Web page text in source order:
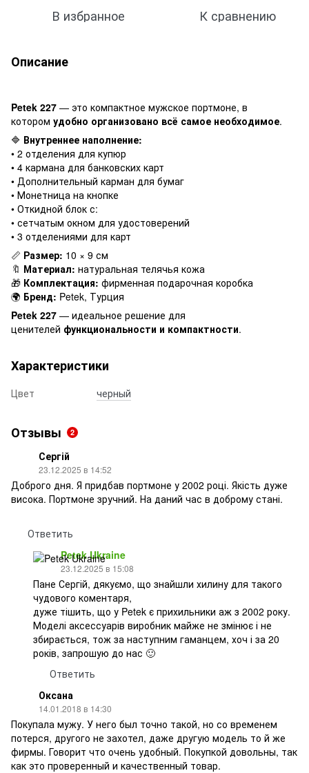
В избранное К сравнению
Описание
Petek 227 — это компактное мужское портмоне, в
котором удобно организовано всё самое необходимое.
🔷 Внутреннее наполнение:
• 2 отделения для купюр
• 4 кармана для банковских карт
• Дополнительный карман для бумаг
• Монетница на кнопке
• Откидной блок с:
• сетчатым окном для удостоверений
• 3 отделениями для карт
📏 Размер: 10 × 9 см
🔖 Материал: натуральная телячья кожа
🎁 Комплектация: фирменная подарочная коробка
🌍 Бренд: Petek, Турция
Petek 227 — идеальное решение для
ценителей функциональности и компактности.
Характеристики
Цвет черный
Отзывы 2
Сергій
23.12.2025 в 14:52
Доброго дня. Я придбав портмоне у 2002 році. Якість дуже
висока. Портмоне зручний. На даний час в доброму стані.
Ответить
Petek Ukraine
23.12.2025 в 15:08
Пане Сергій, дякуємо, що знайшли хилину для такого
чудового коментаря,
дуже тішить, що у Petek є прихильники аж з 2002 року.
Моделі аксессуарів виробник майже не змінює і не
збирається, тож за наступним гаманцем, хоч і за 20
років, запрошую до нас 🙂
Ответить
Оксана
14.01.2018 в 14:30
Покупала мужу. У него был точно такой, но со временем
потерся, другого не захотел, даже другую модель то й же
фирмы. Говорит что очень удобный. Покупкой довольны, так
как это проверенный и качественный товар.